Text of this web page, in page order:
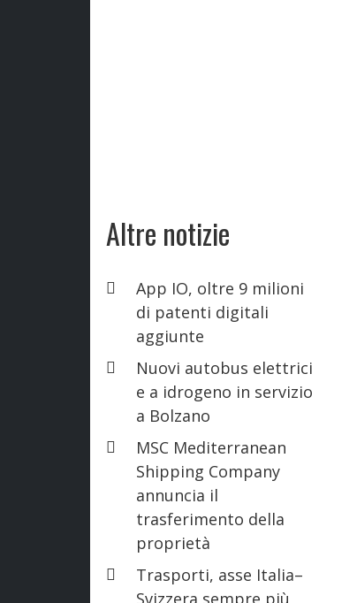
Altre notizie
App IO, oltre 9 milioni
di patenti digitali
aggiunte
Nuovi autobus elettrici
e a idrogeno in servizio
a Bolzano
MSC Mediterranean
Shipping Company
annuncia il
trasferimento della
proprietà
Trasporti, asse Italia–
Svizzera sempre più